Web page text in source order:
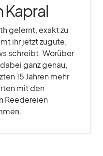
Kapral
gelernt, exakt zu
ihr jetzt zugute,
schreibt. Worüber
ganz genau,
15 Jahren mehr
mit den
Reedereien